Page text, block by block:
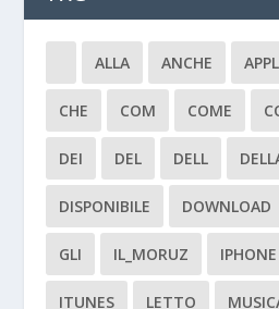
ALLA ANCHE
CHE COM COME
DEI DEL DELL
DISPONIBILE DOWNLOAD
GLI IL_MORUZ IPHONE
ITUNES LETTO